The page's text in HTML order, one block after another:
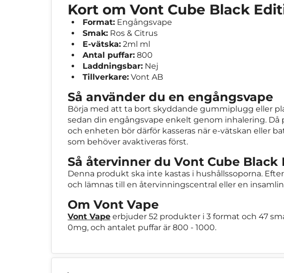
Kort om Vont Cube Black
Format: Engångsvape
Smak: Ros & Citrus
E-vätska: 2ml ml
Antal puffar: 800
Laddningsbar: Nej
Tillverkare: Vont AB
Så använder du en engångsvape
Börja med att ta bort skyddande gummiplugg eller
sedan din engångsvape enkelt genom inhalering.
och enheten bör därför kasseras när e-vätskan eller
som behöver avaktiveras först.
Så återvinner du Vont Cube Black
Denna produkt ska inte kastas i hushållssoporna.
och lämnas till en återvinningscentral eller en
Om Vont Vape
Vont Vape erbjuder 52 produkter i 3 format och 47
0mg, och antalet puffar är 800 - 1000.